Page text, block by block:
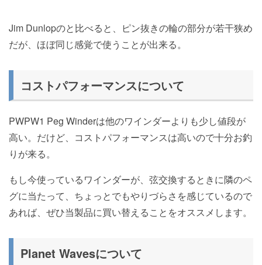
Jim Dunlopのと比べると、ピン抜きの輪の部分が若干狭め
だが、ほぼ同じ感覚で使うことが出来る。
コストパフォーマンスについて
PWPW1 Peg Winderは他のワインダーよりも少し値段が
高い。だけど、コストパフォーマンスは高いので十分お釣
りが来る。
もし今使っているワインダーが、弦交換するときに隣のペ
グに当たって、ちょっとでもやりづらさを感じているので
あれば、ぜひ当製品に買い替えることをオススメします。
Planet Wavesについて